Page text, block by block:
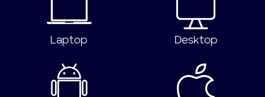
Laptop Desktop